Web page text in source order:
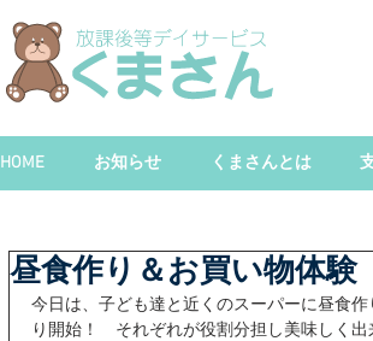
HOME お知らせ くまさんとは
昼食作り＆お買い物体験
今日は、子ども達と近くのスーパーに昼食
り開始！　それぞれが役割分担し美味しく